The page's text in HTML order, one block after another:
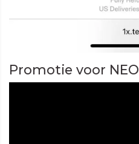
Promotie voor NEO